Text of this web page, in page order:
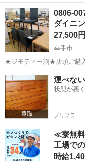
限定価格(店頭価格より
ま買取強化中！◇ 地域No.1
埼玉 さいたま市
0806-
ダイニ
27,500円
幸手市
★ジモティー割★店頭ご購
ただくとジモティー限定価
です。 必ずご精算前にスタッフ
-...
埼玉 幸手市 ダイ
運べな
状態が悪
プリフラ
≪寮無料
工場で
時給